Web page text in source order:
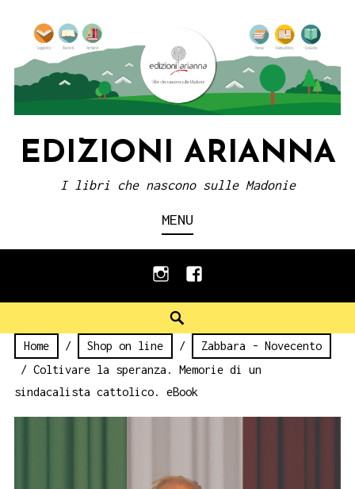
content
EDIZIONI ARIANNA
I libri che nascono sulle Madonie
MENU
instagramfacebook
Home / Shop on line /
Zabbara - Novecento
/ Coltivare la speranza. Memorie di un
sindacalista cattolico. eBook